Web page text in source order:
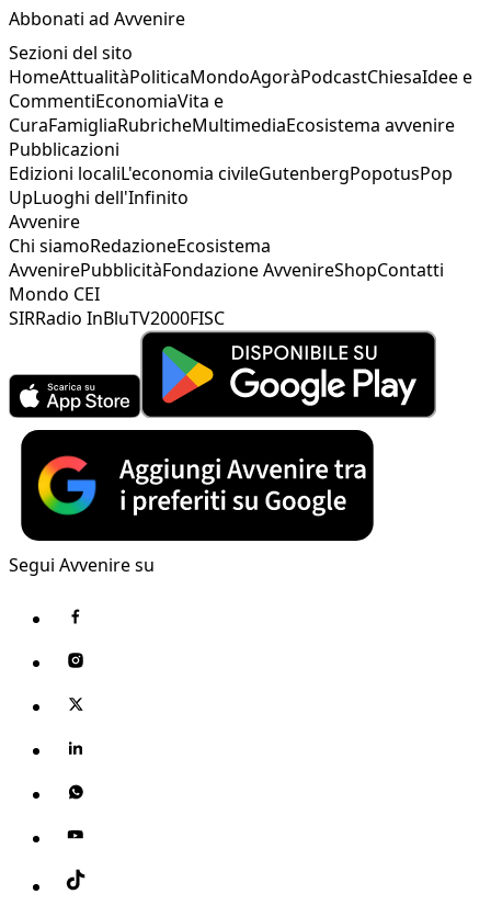
Abbonati ad Avvenire
Sezioni del sito
HomeAttualitàPoliticaMondoAgoràPodcastChiesaIdee e
CommentiEconomiaVita e
CuraFamigliaRubricheMultimediaEcosistema avvenire
Pubblicazioni
Edizioni localiL'economia civileGutenbergPopotusPop
UpLuoghi dell'Infinito
Avvenire
Chi siamoRedazioneEcosistema
AvvenirePubblicitàFondazione AvvenireShopContatti
Mondo CEI
SIRRadio InBluTV2000FISC
Segui Avvenire su